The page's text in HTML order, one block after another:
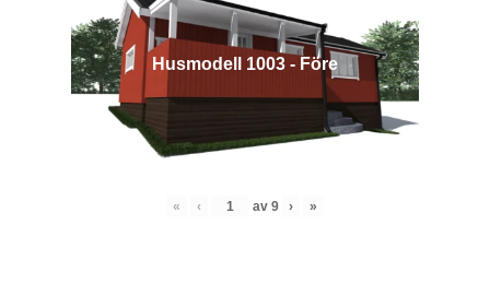
Husmodell 1003 - Före
« ‹ av 9 › »